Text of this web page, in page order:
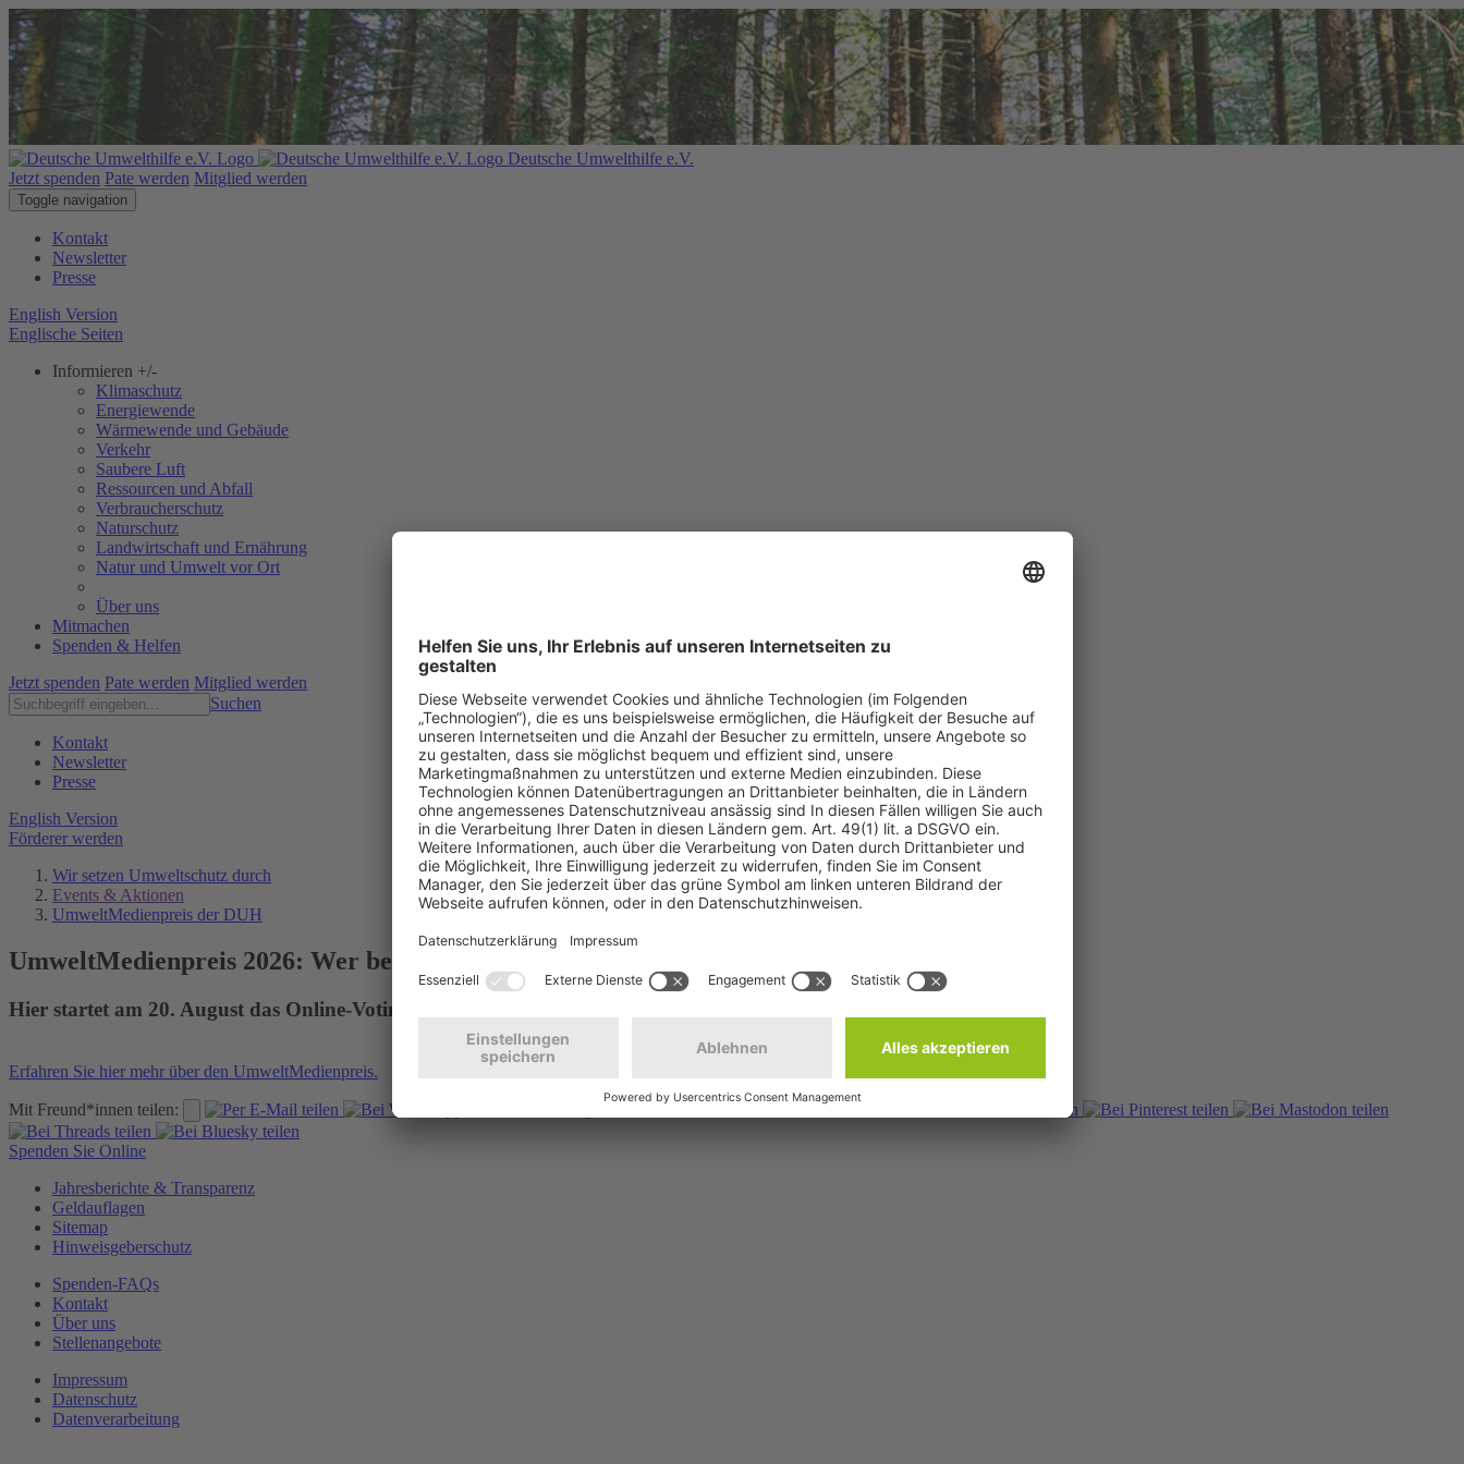
Deutsche Umwelthilfe e.V.
Jetzt spenden Pate werden Mitglied werden
Toggle navigation
Kontakt
Newsletter
Presse
English Version
Englische Seiten
Informieren +/-
Klimaschutz
Energiewende
Wärmewende und Gebäude
Verkehr
Saubere Luft
Ressourcen und Abfall
Verbraucherschutz
Naturschutz
Landwirtschaft und Ernährung
Natur und Umwelt vor Ort
Über uns
Mitmachen
Spenden & Helfen
Jetzt spenden Pate werden Mitglied werden
Suchen
Kontakt
Newsletter
Presse
English Version
Förderer werden
Wir setzen Umweltschutz durch
Events & Aktionen
UmweltMedienpreis der DUH
UmweltMedienpreis 2026: Wer bekommt den Publikumspreis?
Hier startet am 20. August das Online-Voting für den Publikumspreis 2026.
Erfahren Sie hier mehr über den UmweltMedienpreis.
Mit Freund*innen teilen:
Spenden Sie Online
Jahresberichte & Transparenz
Geldauflagen
Sitemap
Hinweisgeberschutz
Spenden-FAQs
Kontakt
Über uns
Stellenangebote
Impressum
Datenschutz
Datenverarbeitung